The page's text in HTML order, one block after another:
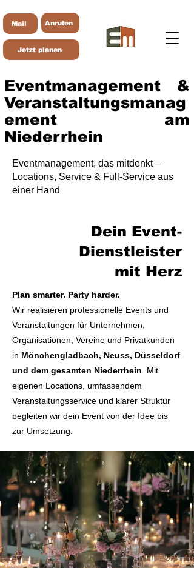
Anrufen
Mail
Jetzt planen
Eventmanagement &
Veranstaltungsmanag
ement am
Niederrhein
Eventmanagement, das mitdenkt –
Locations, Service & Full-Service aus
einer Hand
Dein Event-
Dienstleister
mit Herz
Plan smarter. Party harder.
Wir realisieren professionelle Events und
Veranstaltungen für Unternehmen,
Organisationen, Vereine und Privatkunden
in Mönchengladbach, Neuss, Düsseldorf
und dem gesamten Niederrhein . Mit
eigenen Locations, umfassendem
Veranstaltungsservice und klarer Struktur
begleiten wir dein Event von der Idee bis
zur Umsetzung.